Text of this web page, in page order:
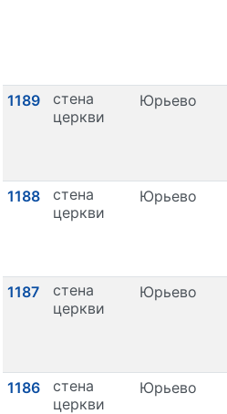
1189
стена
церкви
Юрьево
1188
стена
церкви
Юрьево
1187
стена
церкви
Юрьево
1186
стена
церкви
Юрьево